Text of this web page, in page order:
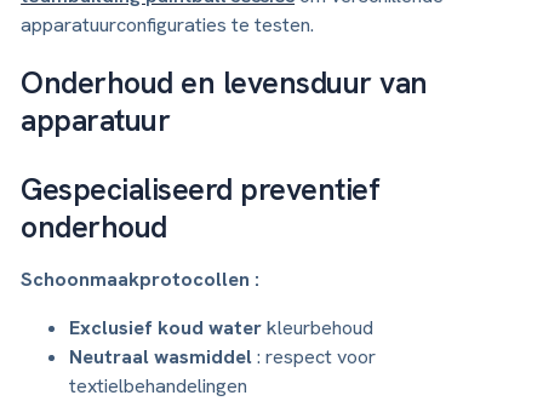
apparatuurconfiguraties te testen.
Onderhoud en levensduur van
apparatuur
Gespecialiseerd preventief
onderhoud
Schoonmaakprotocollen :
Exclusief koud waterkleurbehoud
Neutraal wasmiddel: respect voor
textielbehandelingen